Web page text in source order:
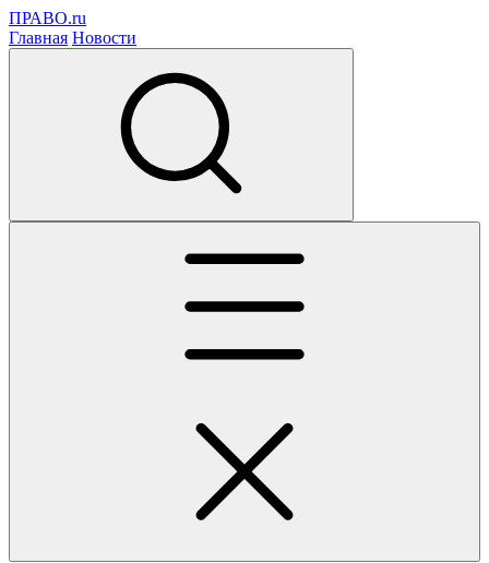
ПРАВО.ru
Главная Новости